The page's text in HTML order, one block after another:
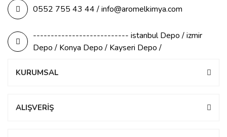
0552 755 43 44 / info@aromelkimya.com
--------------------------- istanbul Depo / izmir
Depo / Konya Depo / Kayseri Depo /
KURUMSAL
ALIŞVERİŞ